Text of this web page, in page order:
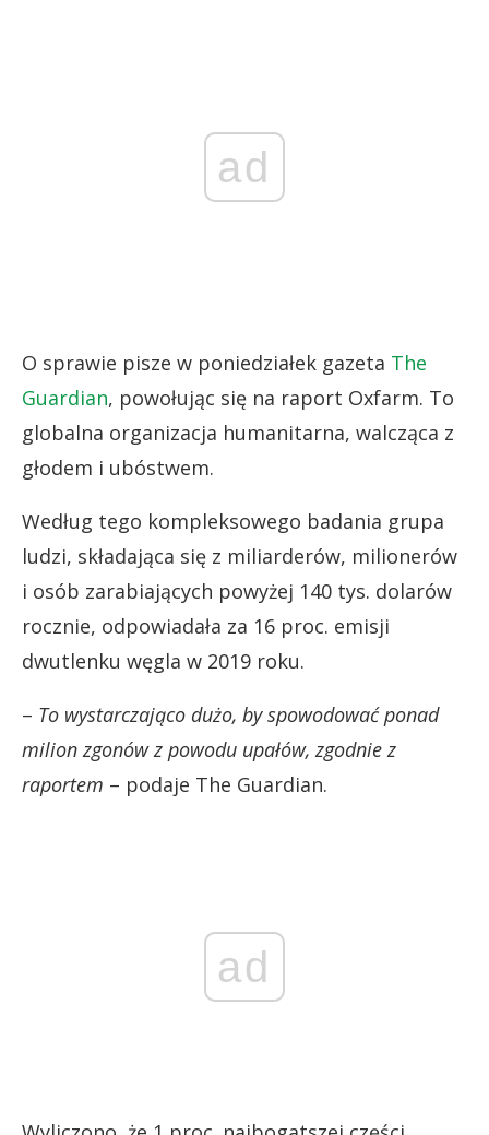
ad
O sprawie pisze w poniedziałek gazeta The
Guardian, powołując się na raport Oxfarm. To
globalna organizacja humanitarna, walcząca z
głodem i ubóstwem.
Według tego kompleksowego badania grupa
ludzi, składająca się z miliarderów, milionerów
i osób zarabiających powyżej 140 tys. dolarów
rocznie, odpowiadała za 16 proc. emisji
dwutlenku węgla w 2019 roku.
– To wystarczająco dużo, by spowodować ponad
milion zgonów z powodu upałów, zgodnie z
raportem – podaje The Guardian.
ad